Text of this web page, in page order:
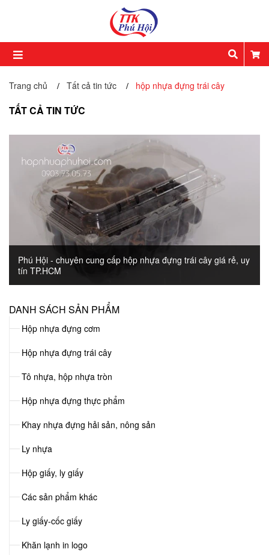
Trang chủ / Tất cả tin tức / hộp nhựa đựng trái cây
DANH SÁCH SẢN PHẨM
Hộp nhựa đựng cơm
Hộp nhựa đựng trái cây
Tô nhựa, hộp nhựa tròn
Hộp nhựa đựng thực phẩm
Khay nhựa đựng hải sản, nông sản
Ly nhựa
Hộp giấy, ly giấy
Các sản phẩm khác
Ly giấy-cốc giấy
Khăn lạnh in logo
TẤT CẢ TIN TỨC
Phú Hội - chuyên cung cấp hộp nhựa đựng trái cây giá rẻ, uy
tín TP.HCM